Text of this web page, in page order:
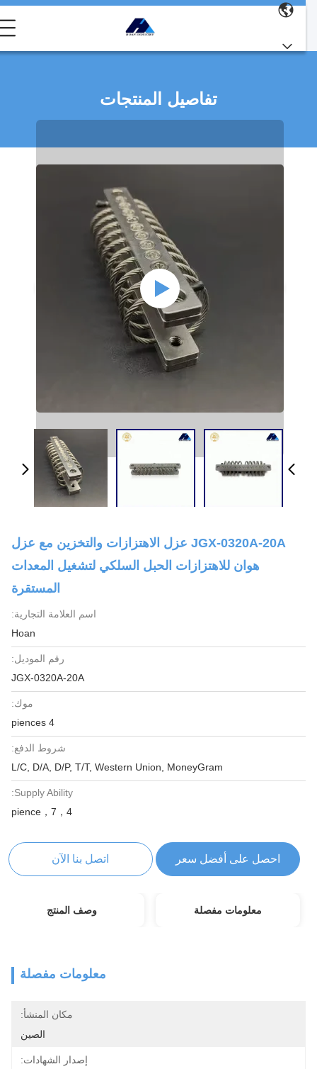
تفاصيل المنتجات
JGX-0320A-20A عزل الاهتزازات والتخزين مع عزل
هوان للاهتزازات الحبل السلكي لتشغيل المعدات
المستقرة
اسم العلامة التجارية:
Hoan
رقم الموديل:
JGX-0320A-20A
موك:
4 piences
شروط الدفع:
L/C, D/A, D/P, T/T, Western Union, MoneyGram
Supply Ability:
4，pience，7
احصل على أفضل سعر اتصل بنا الآن
معلومات مفصلة وصف المنتج
معلومات مفصلة
مكان المنشأ:
الصين
إصدار الشهادات: